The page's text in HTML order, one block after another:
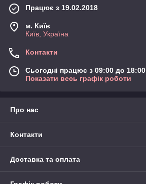
Працює з 19.02.2018
м. Київ
Київ, Україна
Контакти
Сьогодні працює з 09:00 до 18:00
Показати весь графік роботи
Про нас
Контакти
Доставка та оплата